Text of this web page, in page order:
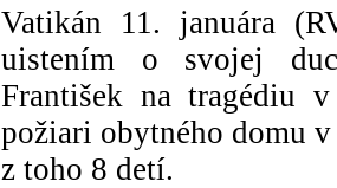
Vatikán 11. januára
uistením o svojej
František na tragédiu
požiari obytného domu
z toho 8 detí.